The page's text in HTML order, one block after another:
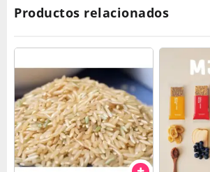
Productos relacionados